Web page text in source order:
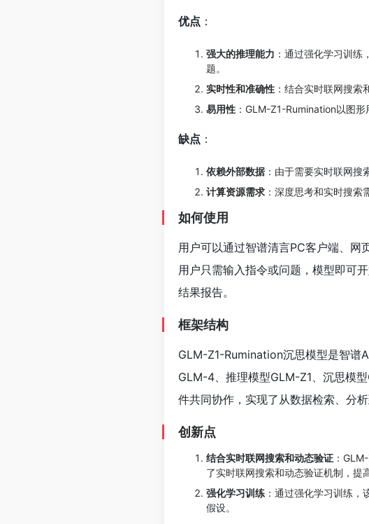
优点 ：
强大的推理能力 ：通过强化学习训
题。
实时性和准确性 ：结合实时联网搜索
易用性 ：GLM-Z1-Rumination以图
缺点 ：
依赖外部数据：由于需要实时联网搜
计算资源需求 ：深度思考和实时搜索
如何使用
用户可以通过智谱清言PC客户端、网
用户只需输入指令或问题，模型即可
结果报告。
框架结构
GLM-Z1-Rumination沉思模型是智谱
GLM-4、推理模型GLM-Z1、沉思模
件共同协作，实现了从数据检索、分
创新点
结合实时联网搜索和动态验证 ：
了实时联网搜索和动态验证机制，提
强化学习训练 ：通过强化学习训练
假设。